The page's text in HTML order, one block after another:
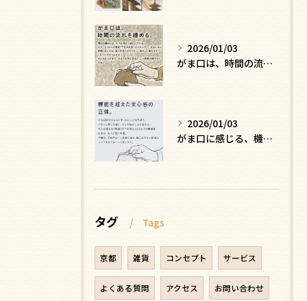
2026/01/03
がま口は、時間の流れを緩める
2026/01/03
がま口に感じる、機能を超えた安心感の正体
タグ Tags
京都 雑貨 コンセプト サービス
よくある質問 アクセス お問い合わせ